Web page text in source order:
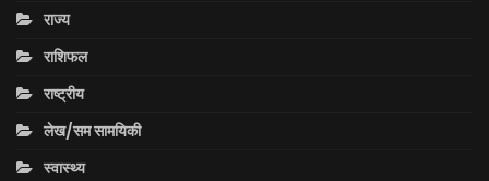
राज्य
राशिफल
राष्ट्रीय
लेख/सम सामयिकी
स्वास्थ्य